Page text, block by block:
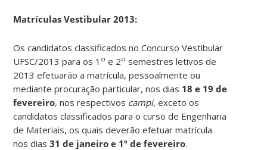
Matrículas Vestibular 2013:
Os candidatos classificados no Concurso Vestibular
UFSC/2013 para os 1 o e 2o semestres letivos de
2013 efetuarão a matrícula, pessoalmente ou
mediante procuração particular, nos dias 18 e 19 de
fevereiro, nos respectivos campi, exceto os
candidatos classificados para o curso de Engenharia
de Materiais, os quais deverão efetuar matrícula
nos dias31 de janeiro e 1º de fevereiro.